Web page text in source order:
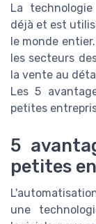
La
déjà et est
le monde
les secteurs
la vente au
Les 5
petites
5
petites
une